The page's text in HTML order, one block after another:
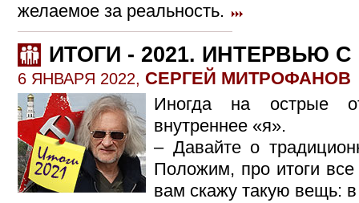
желаемое за реальность.
ИТОГИ - 2021. ИНТЕРВЬЮ
6 ЯНВАРЯ 2022, СЕРГЕЙ МИТРОФАНОВ
Иногда на острые
внутреннее «я».
– Давайте о
Положим, про итоги
вам скажу такую вещь: